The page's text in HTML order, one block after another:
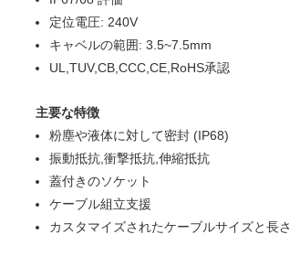
定位電圧: 240V
キャベルの範囲: 3.5~7.5mm
UL,TUV,CB,CCC,CE,RoHS承認
主要な特徴
粉塵や液体に対して密封 (IP68)
振動抵抗,衝撃抵抗,伸縮抵抗
蓋付きのソケット
ケーブル組立支援
カスタマイズされたケーブルサイズと長さ